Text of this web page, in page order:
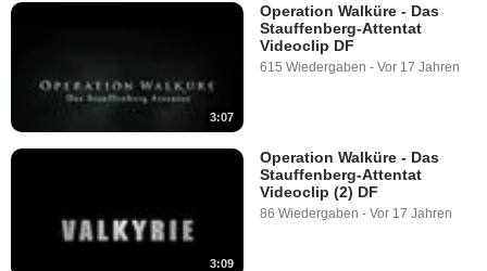
3:07
Operation Walküre - Das
Stauffenberg-Attentat
Videoclip DF
615 Wiedergaben - Vor 17 Jahren
3:09
Operation Walküre - Das
Stauffenberg-Attentat
Videoclip (2) DF
86 Wiedergaben - Vor 17 Jahren